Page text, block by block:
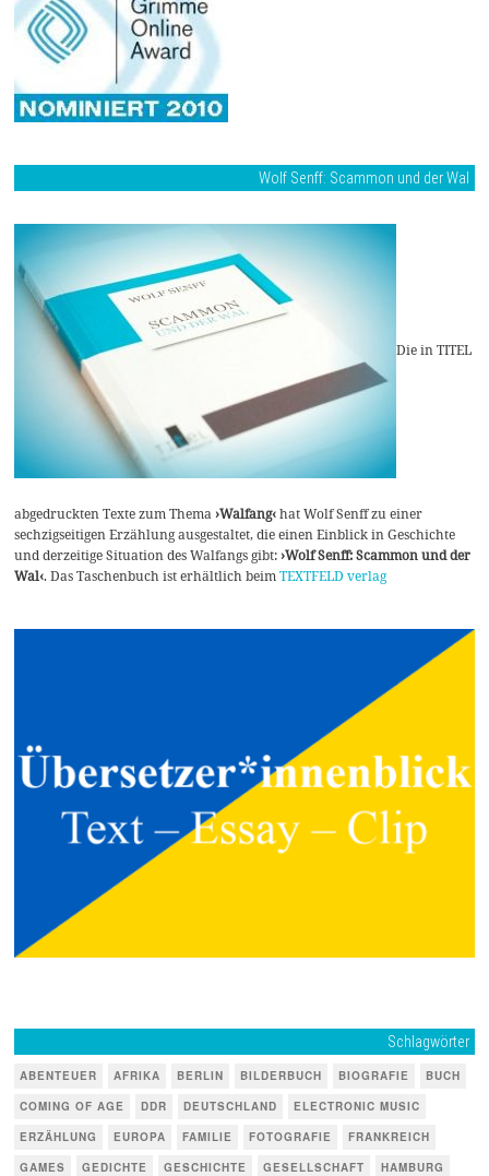
Wolf Senff: Scammon und der Wal
Die in TITEL
abgedruckten Texte zum Thema›Walfang‹hat Wolf Senff zu einer
sechzigseitigen Erzählung ausgestaltet, die einen Einblick in Geschichte
und derzeitige Situation des Walfangs gibt:›Wolf Senff: Scammon und der
Wal‹. Das Taschenbuch ist erhältlich beimTEXTFELD verlag
Schlagwörter
ABENTEUER AFRIKA BERLIN BILDERBUCH BIOGRAFIE
BUCH
COMING OF AGE
DDR DEUTSCHLAND
ELECTRONIC MUSIC
ERZÄHLUNG
EUROPA FAMILIE FOTOGRAFIE
FRANKREICH
GAMES
GEDICHTE GESCHICHTE GESELLSCHAFT
HAMBURG